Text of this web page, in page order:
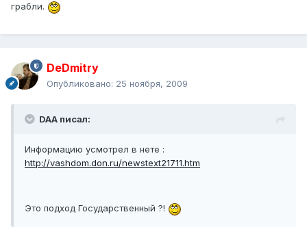
грабли.
DeDmitry
Опубликовано: 25 ноября, 2009
DAA писал:
Информацию усмотрел в нете :
http://vashdom.don.ru/newstext21711.htm
Это подход Государственный ?!